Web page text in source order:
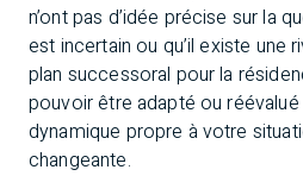
n’ont pas d’idée précise sur la
est incertain ou qu’il existe une
plan successoral pour la
pouvoir être adapté ou
dynamique propre à votre
changeante.